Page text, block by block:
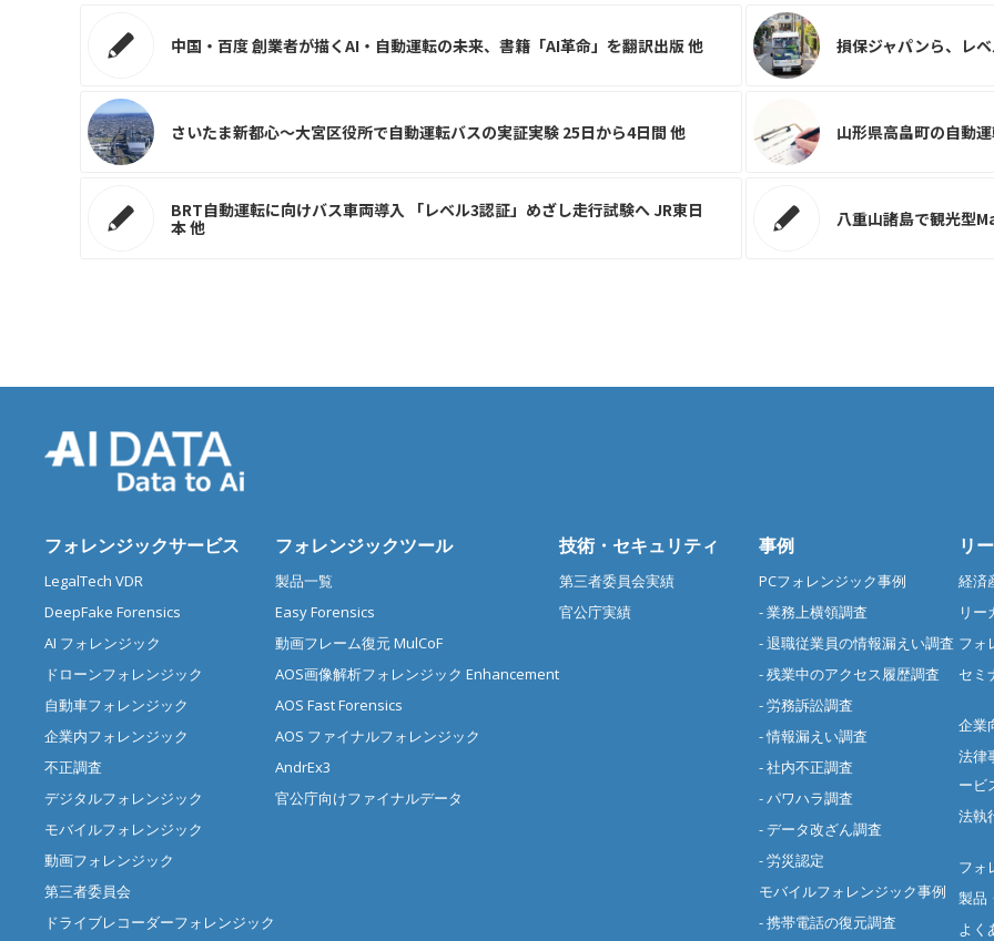
中国・百度 創業者が描くAI・自動運転の未来、書籍「AI革命」を翻訳出版 他 損保ジャパンら、レ
さいたま新都心～大宮区役所で自動運転バスの実証実験 25日から4日間 他 山形県高畠町の自動
BRT自動運転に向けバス車両導入 「レベル3認証」めざし走行試験へ JR東日
本 他
八重山諸島で観光型
フォレンジックサービス
LegalTech VDR
DeepFake Forensics
AI フォレンジック
ドローンフォレンジック
自動車フォレンジック
企業内フォレンジック
不正調査
デジタルフォレンジック
モバイルフォレンジック
動画フォレンジック
第三者委員会
ドライブレコーダーフォレンジック
フォレンジックツール
製品一覧
Easy Forensics
動画フレーム復元 MulCoF
AOS画像解析フォレンジック Enhancement
AOS Fast Forensics
AOS ファイナルフォレンジック
AndrEx3
官公庁向けファイナルデータ
技術・セキュリティ
第三者委員会実績
官公庁実績
事例
PCフォレンジック事例
- 業務上横領調査
- 退職従業員の情報漏えい調査
- 残業中のアクセス履歴調査
- 労務訴訟調査
- 情報漏えい調査
- 社内不正調査
- パワハラ調査
- データ改ざん調査
- 労災認定
モバイルフォレンジック事例
- 携帯電話の復元調査
リ
経済
リー
フォ
セミ
企業
法律
ービ
法執
フォ
製品
よく